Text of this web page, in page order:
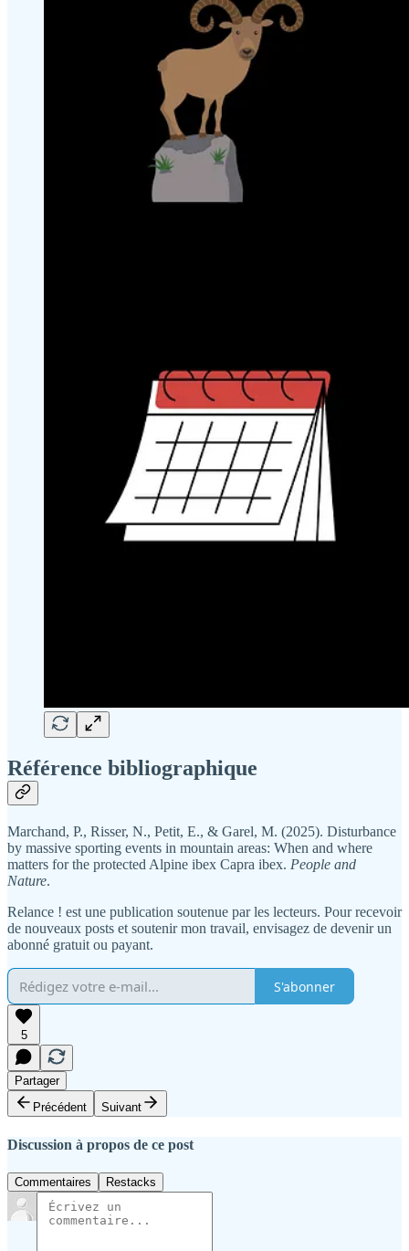
Référence bibliographique
Marchand, P., Risser, N., Petit, E., & Garel, M. (2025). Disturbance
by massive sporting events in mountain areas: When and where
matters for the protected Alpine ibex Capra ibex. People and
Nature.
Relance ! est une publication soutenue par les lecteurs. Pour recevoir
de nouveaux posts et soutenir mon travail, envisagez de devenir un
abonné gratuit ou payant.
S'abonner
5
Partager
Précédent
Suivant
Discussion à propos de ce post
Commentaires Restacks